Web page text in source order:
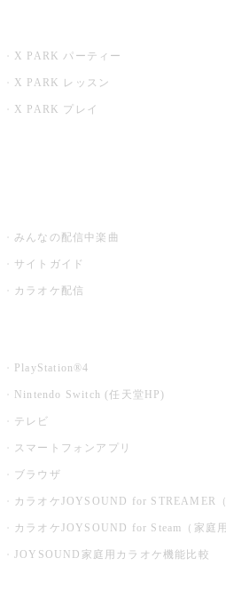
X PARK パーティー
X PARK レッスン
X PARK プレイ
みんなの配信中楽曲
サイトガイド
カラオケ配信
PlayStation®4
Nintendo Switch (任天堂HP)
テレビ
スマートフォンアプリ
ブラウザ
カラオケJOYSOUND for STREAMER（
カラオケJOYSOUND for Steam（家庭用
JOYSOUND家庭用カラオケ機能比較